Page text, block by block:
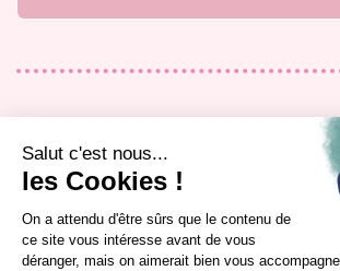
Le restaurant
Le blog
Contact
Alumni
Rejoignez-nous !
Formation
Formation
Mon évolution
Qui sommes-nous ?